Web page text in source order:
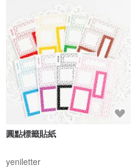
圓點標籤貼紙
yeniletter